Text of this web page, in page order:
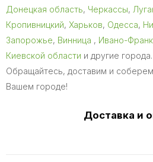
Донецкая область, Черкассы,
Кропивницкий, Харьков, Одесса,
Запорожье, Винница , Ивано-
Киевской области и другие города.
Обращайтесь, доставим и
Вашем городе!
Доставка и